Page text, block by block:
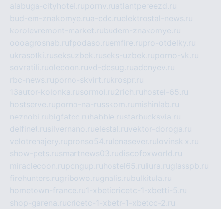
alabuga-cityhotel.rupornv.ruatlantpereezd.ru
bud-em-znakomye.rua-cdc.ruelektrostal-news.ru
korolevremont-market.rubudem-znakomye.ru
oooagrosnab.rufpodaso.ruemfire.rupro-otdelky.ru
ukrasotki.ruseksuzbek.ruseks-uzbek.ruporno-vk.ru
sovratili.ruolecoon.ruvd-dosug.ruadonyev.ru
rbc-news.ruporno-skvirt.rukrospr.ru
13autor-kolonka.rusormol.ru2rich.ru hostel-65.ru
hostserve.ruporno-na-russkom.ru mishinlab.ru
neznobi.rubigfatcc.ru habble.rustarbucksvia.ru
delfinet.rusilvernano.ruelestal.ruvektor-doroga.ru
velotrenajery.rupronso54.ru lenasever.ru lovinskix.ru
show-pets.rusmartnews03.rudiscofoxworld.ru
miraclecoon.rupongup.ru hostel65.ru liura.ruglasspb.ru
firehunters.rugribowo.rugnalis.rubulkitula.ru
hometown-france.ru1-xbeticricetc-1-xbetti-5.ru
shop-garena.rucricetc-1-xbetr-1-xbetcc-2.ru